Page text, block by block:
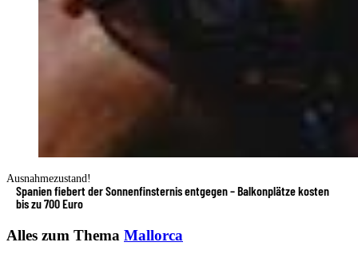
Ausnahmezustand!
Spanien fiebert der Sonnenfinsternis entgegen – Balkonplätze kosten
bis zu 700 Euro
Alles zum Thema Mallorca